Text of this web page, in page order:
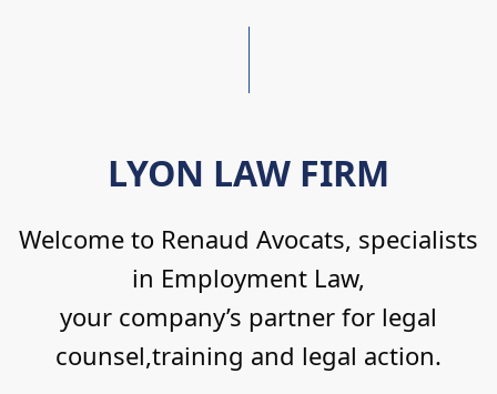
LYON LAW FIRM
Welcome to Renaud Avocats, specialists
in Employment Law,
your company’s partner for legal
counsel,training and legal action.